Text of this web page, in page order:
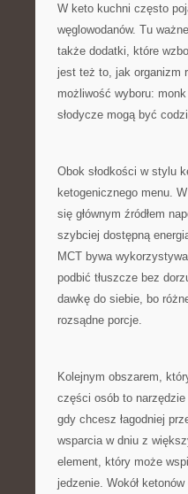
W keto kuchni często
węglowodanów. Tu
także dodatki, które
jest też to, jak organizm
możliwość wyboru:
słodycze mogą być
Obok słodkości w stylu
ketogenicznego menu.
się głównym źródłem
szybciej dostępną
MCT bywa
podbić tłuszcze bez
dawkę do siebie, bo
rozsądne porcje.
Kolejnym obszarem,
części osób to
gdy chcesz łagodniej
wsparcia w dniu z
element, który może
jedzenie. Wokół